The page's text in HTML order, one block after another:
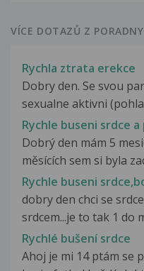
VÍCE DOTAZŮ Z PORADNY
Rychla ztrata erekce
Dobry den. Se svou
sexualne aktivni
Rychle buseni srdce a
Dobrý den mám 5
měsících sem si byla
Rychle buseni
dobry den chci se
srdcem...je to tak 1 do
Rychlé bušení srdce
Ahoj je mi 14 ptám se